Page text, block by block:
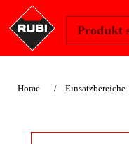
Produkt
Home Einsatzbereiche